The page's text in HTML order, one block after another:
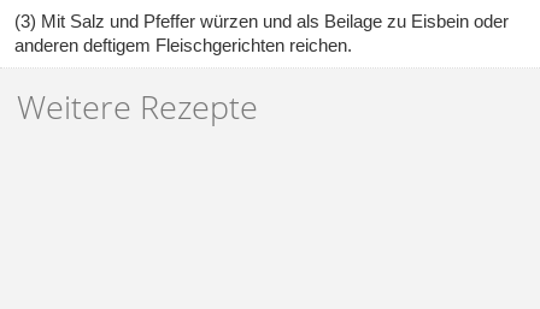
(3) Mit Salz und Pfeffer würzen und als Beilage zu Eisbein oder
anderen deftigem Fleischgerichten reichen.
Weitere Rezepte